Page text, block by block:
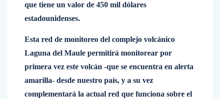
que tiene un valor de 450 mil dólares
estadounidenses.
Esta red de monitoreo del complejo volcánico
Laguna del Maule permitirá monitorear por
primera vez este volcán -que se encuentra en alerta
amarilla- desde nuestro país, y a su vez
complementará la actual red que funciona sobre el